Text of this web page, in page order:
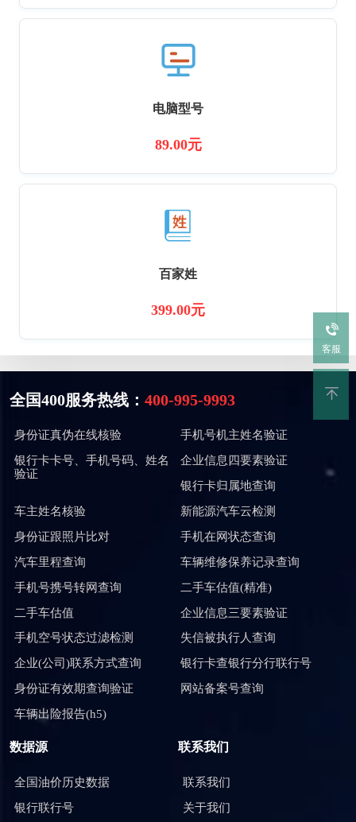
电脑型号
89.00元
百家姓
399.00元
全国400服务热线： 400-995-9993
身份证真伪在线核验
手机号机主姓名验证
银行卡卡号、手机号码、姓名
验证
企业信息四要素验证
银行卡归属地查询
车主姓名核验
新能源汽车云检测
身份证跟照片比对
手机在网状态查询
汽车里程查询
车辆维修保养记录查询
手机号携号转网查询
二手车估值(精准)
二手车估值
企业信息三要素验证
手机空号状态过滤检测
失信被执行人查询
企业(公司)联系方式查询
银行卡查银行分行联行号
身份证有效期查询验证
网站备案号查询
车辆出险报告(h5)
数据源
全国油价历史数据
银行联行号
联系我们
联系我们
关于我们
客服